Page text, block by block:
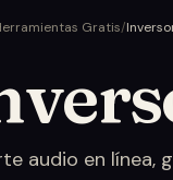
Gratis/
audio en línea,